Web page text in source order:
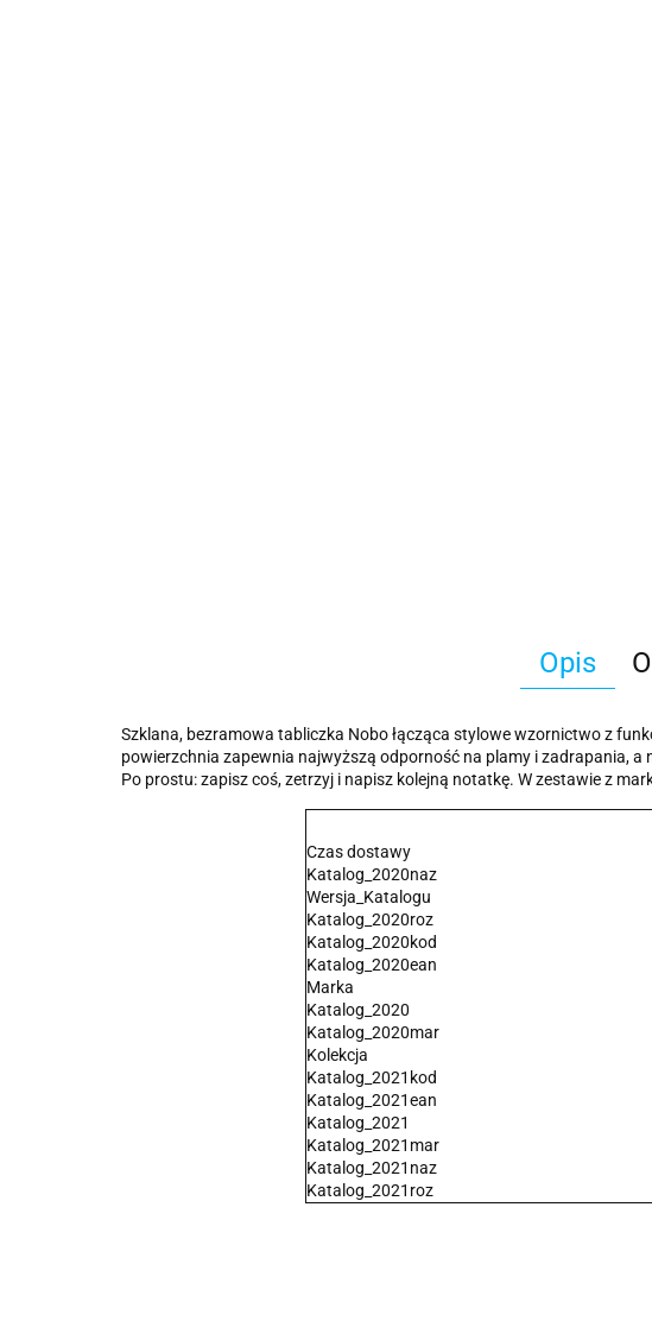
Opis
Szklana, bezramowa tabliczka Nobo łącząca stylowe wzornictwo z
powierzchnia zapewnia najwyższą odporność na plamy i zadrapania,
Po prostu: zapisz coś, zetrzyj i napisz kolejną notatkę. W zestawie z
Czas dostawy
Katalog_2020naz
Wersja_Katalogu
Katalog_2020roz
Katalog_2020kod
Katalog_2020ean
Marka
Katalog_2020
Katalog_2020mar
Kolekcja
Katalog_2021kod
Katalog_2021ean
Katalog_2021
Katalog_2021mar
Katalog_2021naz
Katalog_2021roz